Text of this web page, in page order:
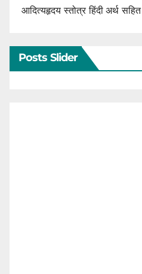
आदित्यहृदय स्तोत्र हिंदी अर्थ सहित
Posts Slider